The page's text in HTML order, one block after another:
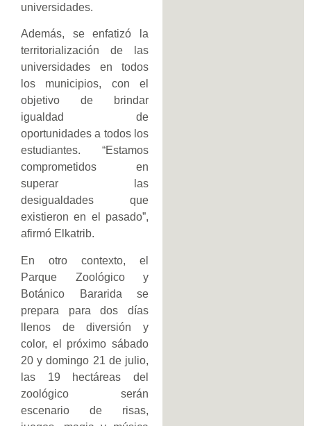
universidades.
Además, se enfatizó la
territorialización de las
universidades en todos
los municipios, con el
objetivo de brindar
igualdad de
oportunidades a todos los
estudiantes. “Estamos
comprometidos en
superar las
desigualdades que
existieron en el pasado”,
afirmó Elkatrib.
En otro contexto, el
Parque Zoológico y
Botánico Bararida se
prepara para dos días
llenos de diversión y
color, el próximo sábado
20 y domingo 21 de julio,
las 19 hectáreas del
zoológico serán
escenario de risas,